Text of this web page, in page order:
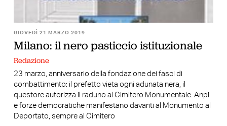
GIOVEDÌ 21 MARZO 2019
Milano: il nero pasticcio istituzionale
Redazione
23 marzo, anniversario della fondazione dei fasci di
combattimento: il prefetto vieta ogni adunata nera, il
questore autorizza il raduno al Cimitero Monumentale. Anpi
e forze democratiche manifestano davanti al Monumento al
Deportato, sempre al Cimitero